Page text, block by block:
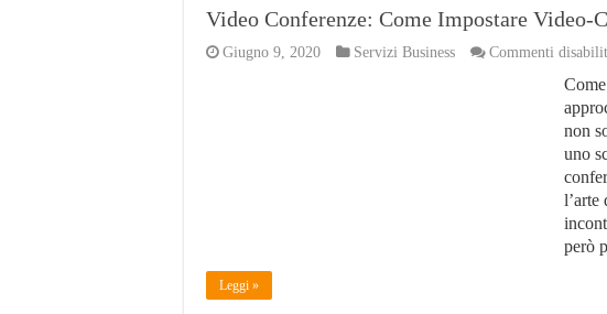
Video Conferenze: Come Impostare Video-
Giugno 9, 2020 Servizi Business Commenti
non
uno
l’arte
però
Leggi »